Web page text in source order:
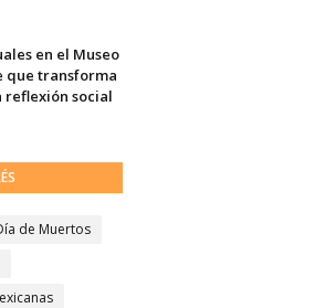
en el Museo
que transforma
reflexión social
de Muertos